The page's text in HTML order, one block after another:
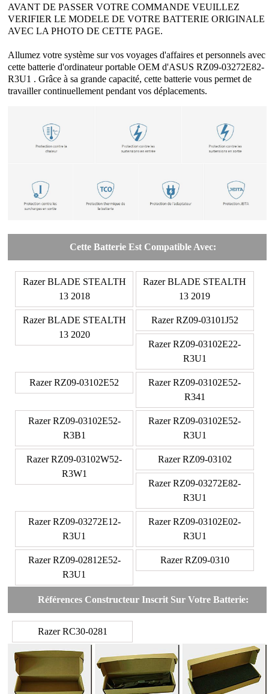
AVANT DE PASSER VOTRE COMMANDE VEUILLEZ
VERIFIER LE MODELE DE VOTRE BATTERIE ORIGINALE
AVEC LA PHOTO DE CETTE PAGE.
Allumez votre système sur vos voyages d'affaires et personnels avec
cette batterie d'ordinateur portable OEM d'ASUS RZ09-03272E82-
R3U1 . Grâce à sa grande capacité, cette batterie vous permet de
travailler continuellement pendant vos déplacements.
Cette Batterie Est Compatible Avec:
Razer BLADE STEALTH
13 2018
Razer BLADE STEALTH
13 2019
Razer BLADE STEALTH
13 2020
Razer RZ09-03101J52
Razer RZ09-03102E22-
R3U1
Razer RZ09-03102E52
Razer RZ09-03102E52-
R341
Razer RZ09-03102E52-
R3B1
Razer RZ09-03102E52-
R3U1
Razer RZ09-03102W52-
R3W1
Razer RZ09-03102
Razer RZ09-03272E82-
R3U1
Razer RZ09-03272E12-
R3U1
Razer RZ09-03102E02-
R3U1
Razer RZ09-02812E52-
R3U1
Razer RZ09-0310
Références Constructeur Inscrit Sur Votre Batterie:
Razer RC30-0281